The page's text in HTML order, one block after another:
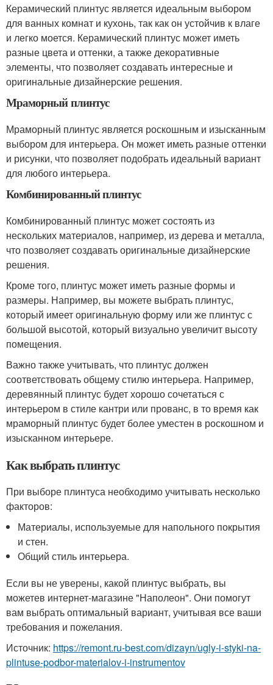
Керамический плинтус является идеальным выбором
для ванных комнат и кухонь, так как он устойчив к влаге
и легко моется. Керамический плинтус может иметь
разные цвета и оттенки, а также декоративные
элементы, что позволяет создавать интересные и
оригинальные дизайнерские решения.
Мраморный плинтус
Мраморный плинтус является роскошным и изысканным
выбором для интерьера. Он может иметь разные оттенки
и рисунки, что позволяет подобрать идеальный вариант
для любого интерьера.
Комбинированный плинтус
Комбинированный плинтус может состоять из
нескольких материалов, например, из дерева и металла,
что позволяет создавать оригинальные дизайнерские
решения.
Кроме того, плинтус может иметь разные формы и
размеры. Например, вы можете выбрать плинтус,
который имеет оригинальную форму или же плинтус с
большой высотой, который визуально увеличит высоту
помещения.
Важно также учитывать, что плинтус должен
соответствовать общему стилю интерьера. Например,
деревянный плинтус будет хорошо сочетаться с
интерьером в стиле кантри или прованс, в то время как
мраморный плинтус будет более уместен в роскошном и
изысканном интерьере.
Как выбрать плинтус
При выборе плинтуса необходимо учитывать несколько
факторов:
Материалы, используемые для напольного покрытия
и стен.
Общий стиль интерьера.
Если вы не уверены, какой плинтус выбрать, вы
можетев интернет-магазине "Наполеон". Они помогут
вам выбрать оптимальный вариант, учитывая все ваши
требования и пожелания.
Источник: https://remont.ru-best.com/dizayn/ugly-i-styki-na-
plintuse-podbor-materialov-i-instrumentov